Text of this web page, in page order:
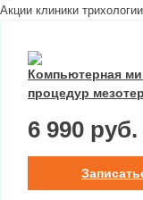
Акции клиники трихологии
Компьютерная
процедур
6 990 руб.